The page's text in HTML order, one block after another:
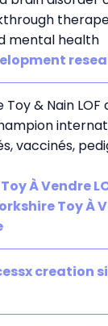
mental health
& Nain LOF
vaccinés,
À Vendre
Toy À
creation